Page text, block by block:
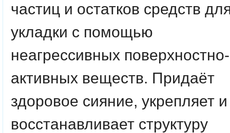
частиц и остатков средств
укладки с помощью
неагрессивных поверхностно-
активных веществ. Придаёт
здоровое сияние, укрепляет и
восстанавливает структуру